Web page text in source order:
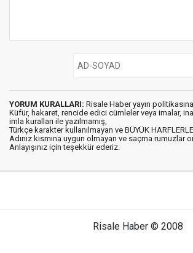
YORUM KURALLARI: Risale Haber yayın
Küfür, hakaret, rencide edici cümleler veya imalar,
imla kuralları ile yazılmamış,
Türkçe karakter kullanılmayan ve BÜYÜK
Adınız kısmına uygun olmayan ve saçma rumuzlar
Anlayışınız için teşekkür ederiz.
Risale Haber © 2008